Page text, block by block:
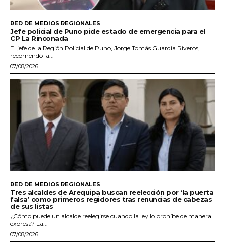
RED DE MEDIOS REGIONALES
Jefe policial de Puno pide estado de emergencia para el
CP La Rinconada
El jefe de la Región Policial de Puno, Jorge Tomás Guardia Riveros,
recomendó la...
07/08/2026
RED DE MEDIOS REGIONALES
Tres alcaldes de Arequipa buscan reelección por ‘la puerta
falsa’ como primeros regidores tras renuncias de cabezas
de sus listas
¿Cómo puede un alcalde reelegirse cuando la ley lo prohíbe de manera
expresa? La...
07/08/2026